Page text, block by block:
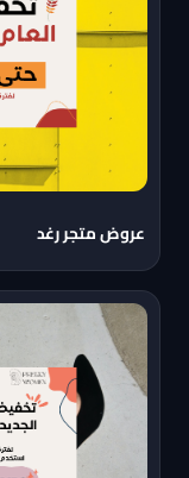
عروض متجر رغد